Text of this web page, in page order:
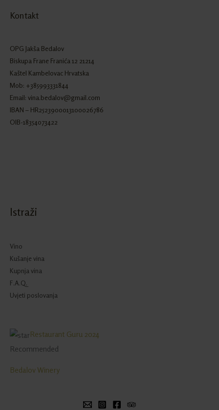
Kontakt
OPG Jakša Bedalov
Biskupa Frane Franića 12 21214
Kaštel Kambelovac Hrvatska
Mob: +385993331844
Email: vina.bedalov@gmail.com
IBAN – HR2523900013100026786
OIB-18354073422
Istraži
Vino
Kušanje vina
Kupnja vina
F.A.Q.
Uvjeti poslovanja
Restaurant Guru 2024
Recommended
Bedalov Winery